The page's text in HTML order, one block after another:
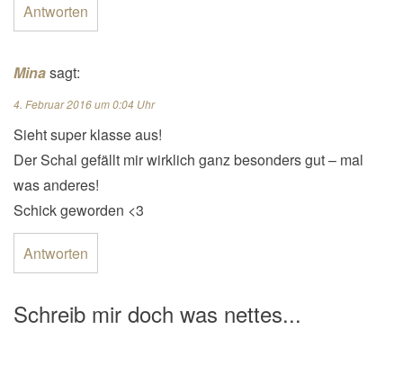
Antworten
Minasagt:
4. Februar 2016 um 0:04 Uhr
Sieht super klasse aus!
Der Schal gefällt mir wirklich ganz besonders gut – mal
was anderes!
Schick geworden <3
Antworten
Schreib mir doch was nettes...